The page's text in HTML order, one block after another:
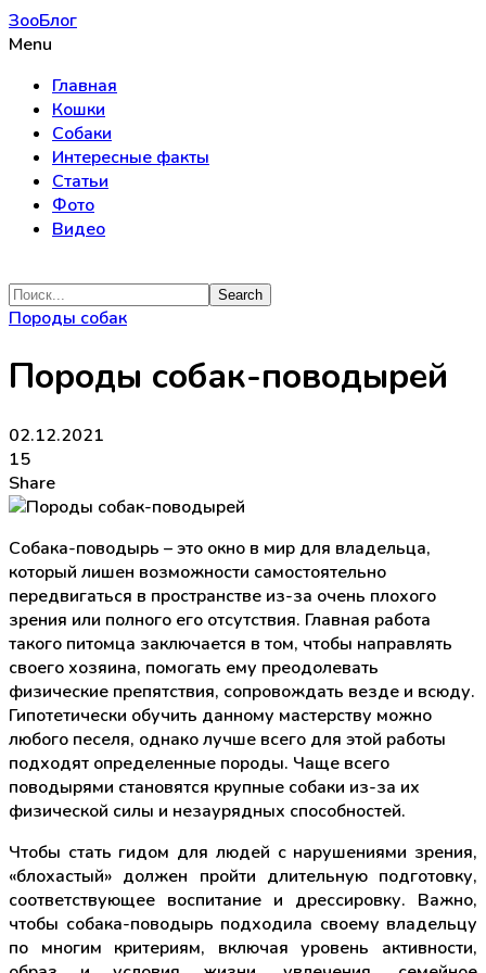
ЗооБлог
Menu
Главная
Кошки
Собаки
Интересные факты
Статьи
Фото
Видео
Породы собак
Породы собак-поводырей
02.12.2021
15
Share
Собака-поводырь – это окно в мир для владельца,
который лишен возможности самостоятельно
передвигаться в пространстве из-за очень плохого
зрения или полного его отсутствия. Главная работа
такого питомца заключается в том, чтобы направлять
своего хозяина, помогать ему преодолевать
физические препятствия, сопровождать везде и всюду.
Гипотетически обучить данному мастерству можно
любого песеля, однако лучше всего для этой работы
подходят определенные породы. Чаще всего
поводырями становятся крупные собаки из-за их
физической силы и незаурядных способностей.
Чтобы стать гидом для людей с нарушениями зрения,
«блохастый» должен пройти длительную подготовку,
соответствующее воспитание и дрессировку. Важно,
чтобы собака-поводырь подходила своему владельцу
по многим критериям, включая уровень активности,